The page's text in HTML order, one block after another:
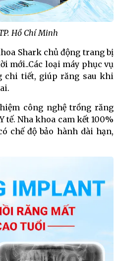
Hồ Chí Minh
Shark chủ động trang bị
mới..Các loại máy phục vụ
chi tiết, giúp răng sau khi
công nghệ trồng răng
Nha khoa cam kết 100%
chế độ bảo hành dài hạn,